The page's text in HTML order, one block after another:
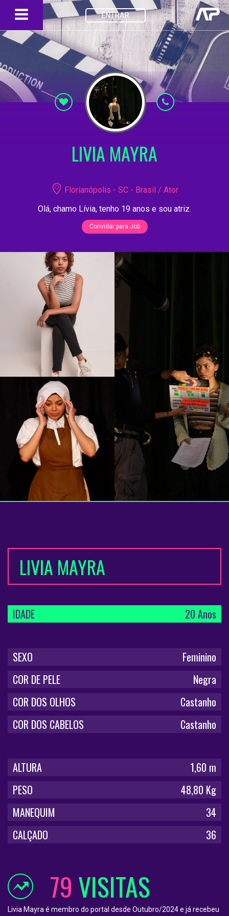
ENTRAR
LIVIA MAYRA
Florianópolis - SC - Brasil / Ator
Olá, chamo Lívia, tenho 19 anos e sou atriz.
Convidar para Job
LIVIA MAYRA
IDADE 20 Anos
SEXO
Feminino
COR DE PELE
Negra
COR DOS OLHOS
Castanho
COR DOS CABELOS
Castanho
ALTURA
1,60 m
PESO
48,80 Kg
MANEQUIM
34
CALÇADO
36
79 VISITAS
Livia Mayra é membro do portal desde Outubro/2024 e já recebeu